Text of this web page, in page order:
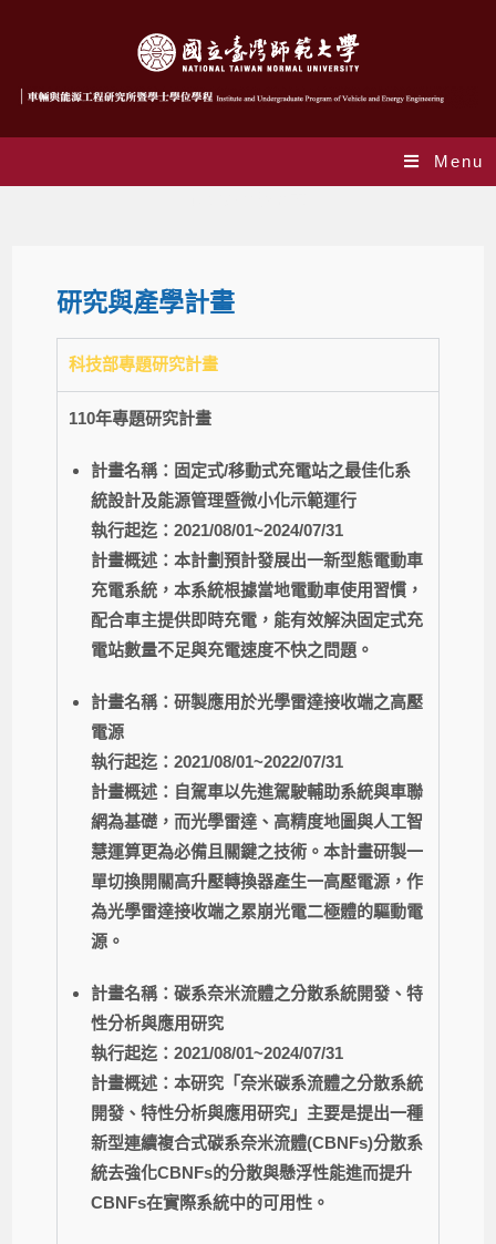
Menu
研究與產學計畫
科技部專題研究計畫
110年專題研究計畫
計畫名稱：固定式/移動式充電站之最佳化系
統設計及能源管理暨微小化示範運行
執行起迄：2021/08/01~2024/07/31
計畫概述：本計劃預計發展出一新型態電動車
充電系統，本系統根據當地電動車使用習慣，
配合車主提供即時充電，能有效解決固定式充
電站數量不足與充電速度不快之問題。
計畫名稱：研製應用於光學雷達接收端之高壓
電源
執行起迄：2021/08/01~2022/07/31
計畫概述：自駕車以先進駕駛輔助系統與車聯
網為基礎，而光學雷達、高精度地圖與人工智
慧運算更為必備且關鍵之技術。本計畫研製一
單切換開關高升壓轉換器產生一高壓電源，作
為光學雷達接收端之累崩光電二極體的驅動電
源。
計畫名稱：碳系奈米流體之分散系統開發、特
性分析與應用研究
執行起迄：2021/08/01~2024/07/31
計畫概述：本研究「奈米碳系流體之分散系統
開發、特性分析與應用研究」主要是提出一種
新型連續複合式碳系奈米流體(CBNFs)分散系
統去強化CBNFs的分散與懸浮性能進而提升
CBNFs在實際系統中的可用性。